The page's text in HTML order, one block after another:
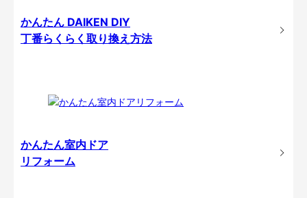
かんたん DAIKEN DIY
丁番らくらく取り換え方法
かんたん室内ドア
リフォーム